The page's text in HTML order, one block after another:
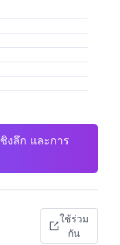
งลึก และการ
ใช้ร่วม
กัน